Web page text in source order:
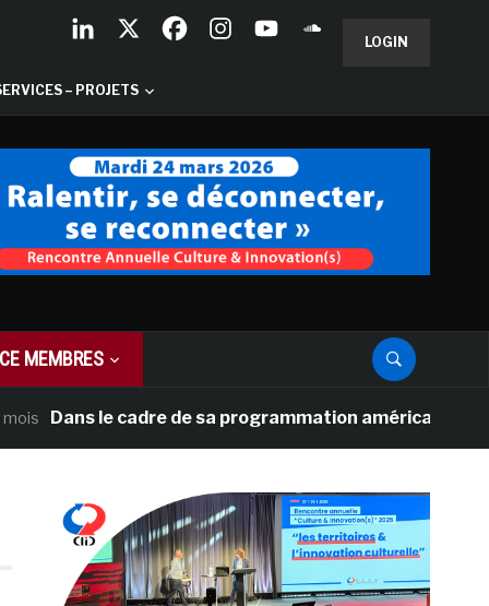
LOGIN
– PROJETS
MEMBRES
le cadre de sa programmation américaine,